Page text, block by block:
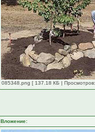
085348.png [ 137.18 КБ |
Вложение: